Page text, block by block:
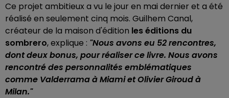
Ce projet ambitieux a vu le jour en mai dernier et a été
réalisé en seulement cinq mois. Guilhem Canal,
créateur de la maison d'édition les éditions du
sombrero, explique : "Nous avons eu 52 rencontres,
dont deux bonus, pour réaliser ce livre. Nous avons
rencontré des personnalités emblématiques
comme Valderrama à Miami et Olivier Giroud à
Milan."